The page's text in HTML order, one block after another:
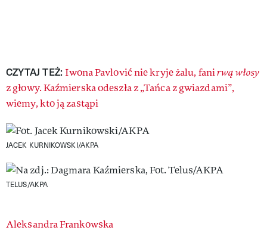
CZYTAJ TEŻ: Iwona Pavlović nie kryje żalu, fanirwą włosy
z głowy. Kaźmierska odeszła z „Tańca z gwiazdami”,
wiemy, kto ją zastąpi
JACEK KURNIKOWSKI/AKPA
TELUS/AKPA
Authors
Aleksandra Frankowska